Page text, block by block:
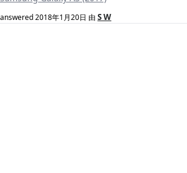
answered2018年1月20日 由 S W